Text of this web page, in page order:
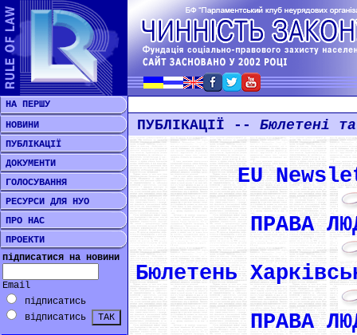
НА ПЕРШУ
НОВИНИ
ПУБЛІКАЦІЇ
ДОКУМЕНТИ
ГОЛОСУВАННЯ
РЕСУРСИ ДЛЯ НУО
ПРО НАС
ПРОЕКТИ
підписатися на новини
Email
підписатись
відписатись
ПУБЛІКАЦІЇ -- Бюлетені
EU
ПРАВА
Бюлетень
ПРАВА